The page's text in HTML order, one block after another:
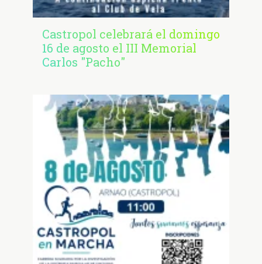
Castropol celebrará el domingo
16 de agosto el III Memorial
Carlos "Pacho"